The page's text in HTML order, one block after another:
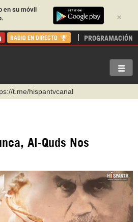
×
en su móvil
RADIO EN DIRECTO PROGRAMACIÓN
t.me/hispantvcanal
como: hispan_tv
twitter.com/nexo_latino
Al-Quds Nos